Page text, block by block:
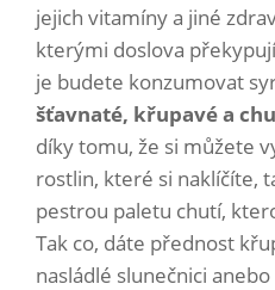
jejich vitamíny a jiné
kterými doslova
je budete konzumovat
šťavnaté, křupavé a
díky tomu, že si můžete
rostlin, které si naklíčíte,
pestrou paletu chutí,
Tak co, dáte přednost
nasládlé slunečnici